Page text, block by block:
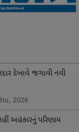
દેખાવે જગાવી નવી
2026
અહંકારનું પરિણામ